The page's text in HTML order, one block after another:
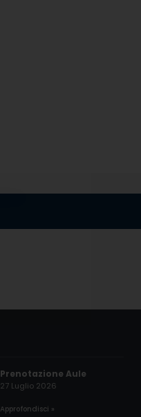
Prenotazione Aule
27 Luglio 2026
Approfondisci »